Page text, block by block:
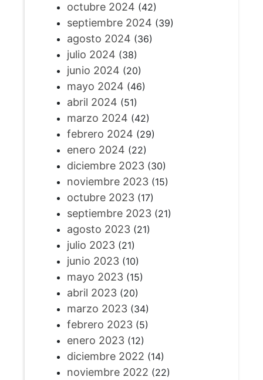
octubre 2024 (42)
septiembre 2024 (39)
agosto 2024 (36)
julio 2024 (38)
junio 2024 (20)
mayo 2024 (46)
abril 2024 (51)
marzo 2024 (42)
febrero 2024 (29)
enero 2024 (22)
diciembre 2023(30)
noviembre 2023(15)
octubre 2023(17)
septiembre 2023(21)
agosto 2023(21)
julio 2023(21)
junio 2023(10)
mayo 2023(15)
abril 2023(20)
marzo 2023(34)
febrero 2023(5)
enero 2023(12)
diciembre 2022 (14)
noviembre 2022 (22)